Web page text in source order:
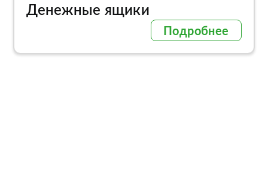
Денежные ящики
Подробнее